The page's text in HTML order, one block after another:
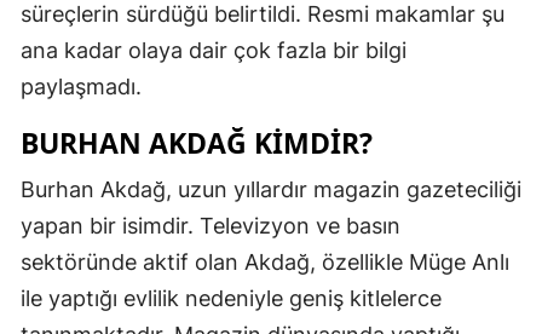
süreçlerin sürdüğü belirtildi. Resmi makamlar şu
ana kadar olaya dair çok fazla bir bilgi
paylaşmadı.
BURHAN AKDAĞ KIMDIR?
Burhan Akdağ, uzun yıllardır magazin gazeteciliği
yapan bir isimdir. Televizyon ve basın
sektöründe aktif olan Akdağ, özellikle Müge Anlı
ile yaptığı evlilik nedeniyle geniş kitlelerce